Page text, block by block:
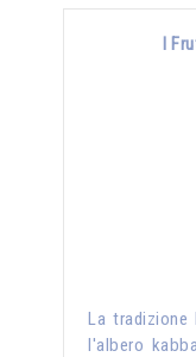
I
La tradizione
l'albero